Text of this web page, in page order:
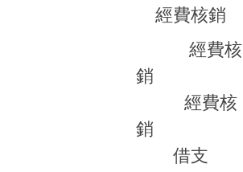
經費核銷
經費核
銷
經費核
銷
借支